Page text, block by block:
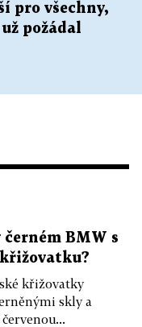
pro všechny,
požádal
černém BMW s
křižovatky
skly a